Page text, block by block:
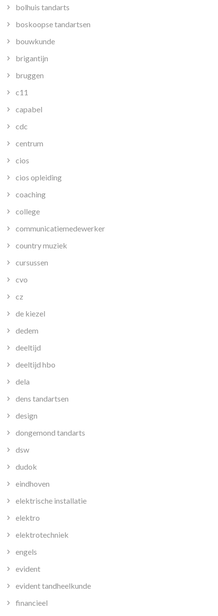
bolhuis tandarts
boskoopse tandartsen
bouwkunde
brigantijn
bruggen
c11
capabel
cdc
centrum
cios
cios opleiding
coaching
college
communicatiemedewerker
country muziek
cursussen
cvo
cz
de kiezel
dedem
deeltijd
deeltijd hbo
dela
dens tandartsen
design
dongemond tandarts
dsw
dudok
eindhoven
elektrische installatie
elektro
elektrotechniek
engels
evident
evident tandheelkunde
financieel